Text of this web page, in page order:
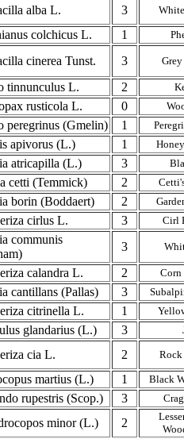
alba L. 3
colchicus L. 1
cinerea Tunst. 3
tinnunculus L. 2
rusticola L. 0
peregrinus (Gmelin) 1
apivorus (L.) 1
atricapilla (L.) 3
cetti (Temmick) 2
borin (Boddaert) 2
cirlus L. 3 Cirl
communis
3
calandra L. 2
cantillans (Pallas) 3
citrinella L. 1
glandarius (L.) 3
cia L. 2
martius (L.) 1 Black
rupestris (Scop.) 3
minor (L.) 2